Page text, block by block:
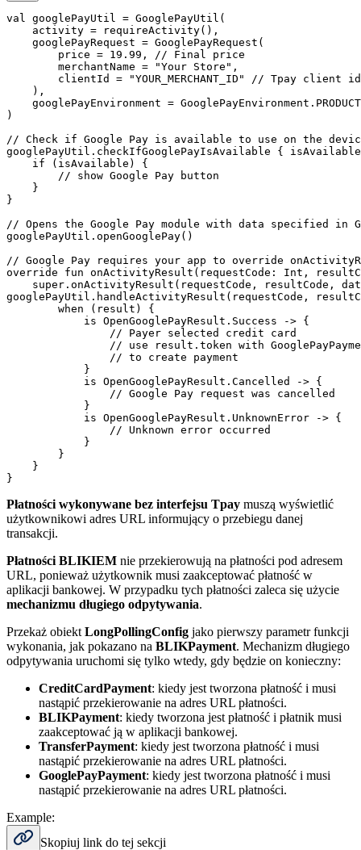
val googlePayUtil = GooglePayUtil(
    activity = requireActivity(),
    googlePayRequest = GooglePayRequest(
        price = 19.99, // Final price
        merchantName = "Your Store",
        clientId = "YOUR_MERCHANT_ID" // Tpay client id
    ),
googlePayEnvironment =
)
// Check if Google Pay is available to use on the
googlePayUtil.checkIfGooglePayIsAvailable {
    if (isAvailable) {
        // show Google Pay button
    }
}
// Opens the Google Pay module with data specified in
googlePayUtil.openGooglePay()
// Google Pay requires your app to override
override fun onActivityResult(requestCode: Int,
super.onActivityResult(requestCode, resultCode,
googlePayUtil.handleActivityResult(requestCode,
        when (result) {
            is OpenGooglePayResult.Success -> {
                // Payer selected credit card
// use result.token with
                // to create payment
            }
            is OpenGooglePayResult.Cancelled -> {
                // Google Pay request was cancelled
            }
            is OpenGooglePayResult.UnknownError -> {
                // Unknown error occurred
            }
        }
    }
Płatności wykonywane bez interfejsu Tpay muszą wyświetlić
użytkownikowi adres URL informujący o przebiegu danej
transakcji.
Płatności BLIKIEM nie przekierowują na płatności pod adresem
URL, ponieważ użytkownik musi zaakceptować płatność w
aplikacji bankowej. W przypadku tych płatności zaleca się użycie
mechanizmu długiego odpytywania.
Przekaż obiekt LongPollingConfig jako pierwszy parametr funkcji
wykonania, jak pokazano na BLIKPayment. Mechanizm długiego
odpytywania uruchomi się tylko wtedy, gdy będzie on konieczny:
CreditCardPayment: kiedy jest tworzona płatność i musi
nastąpić przekierowanie na adres URL płatności.
BLIKPayment: kiedy tworzona jest płatność i płatnik musi
zaakceptować ją w aplikacji bankowej.
TransferPayment: kiedy jest tworzona płatność i musi
nastąpić przekierowanie na adres URL płatności.
GooglePayPayment: kiedy jest tworzona płatność i musi
nastąpić przekierowanie na adres URL płatności.
Example:
Skopiuj link do tej sekcji